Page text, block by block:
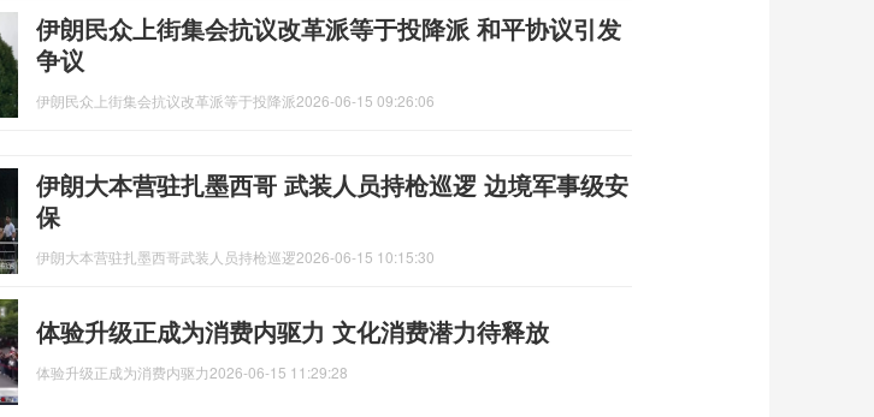
伊朗民众上街集会抗议改革派等于投降派 和平协议引发
争议
伊朗民众上街集会抗议改革派等于投降派2026-06-15 09:26:06
伊朗大本营驻扎墨西哥 武装人员持枪巡逻 边境军事级安
保
伊朗大本营驻扎墨西哥武装人员持枪巡逻2026-06-15 10:15:30
体验升级正成为消费内驱力 文化消费潜力待释放
体验升级正成为消费内驱力2026-06-15 11:29:28